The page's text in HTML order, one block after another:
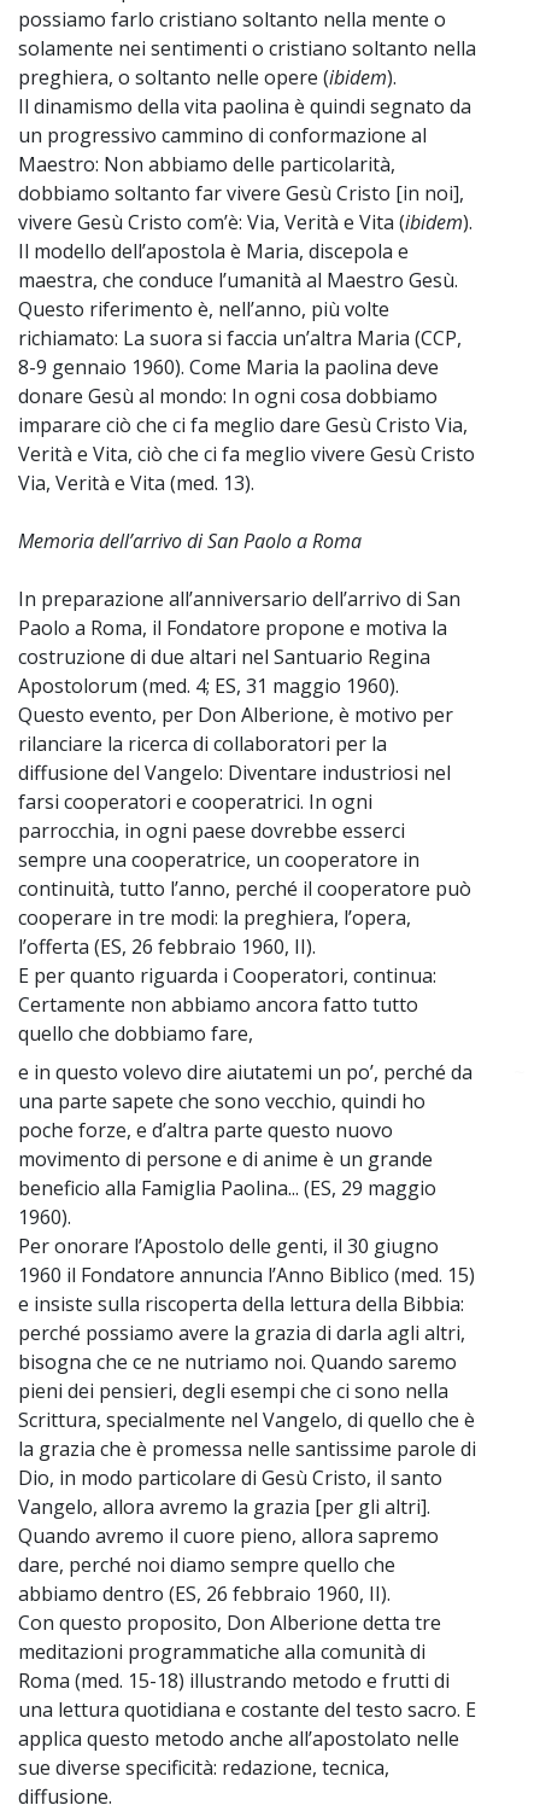
possiamo farlo cristiano soltanto nella mente o
solamente nei sentimenti o cristiano soltanto nella
preghiera, o soltanto nelle opere (ibidem).
Il dinamismo della vita paolina è quindi segnato da
un progressivo cammino di conformazione al
Maestro: Non abbiamo delle particolarità,
dobbiamo soltanto far vivere Gesù Cristo [in noi],
vivere Gesù Cristo com’è: Via, Verità e Vita (ibidem).
Il modello dell’apostola è Maria, discepola e
maestra, che conduce l’umanità al Maestro Gesù.
Questo riferimento è, nell’anno, più volte
richiamato: La suora si faccia un’altra Maria (CCP,
8-9 gennaio 1960). Come Maria la paolina deve
donare Gesù al mondo: In ogni cosa dobbiamo
imparare ciò che ci fa meglio dare Gesù Cristo Via,
Verità e Vita, ciò che ci fa meglio vivere Gesù Cristo
Via, Verità e Vita (med. 13).
Memoria dell’arrivo di San Paolo a Roma
In preparazione all’anniversario dell’arrivo di San
Paolo a Roma, il Fondatore propone e motiva la
costruzione di due altari nel Santuario Regina
Apostolorum (med. 4; ES, 31 maggio 1960).
Questo evento, per Don Alberione, è motivo per
rilanciare la ricerca di collaboratori per la
diffusione del Vangelo: Diventare industriosi nel
farsi cooperatori e cooperatrici. In ogni
parrocchia, in ogni paese dovrebbe esserci
sempre una cooperatrice, un cooperatore in
continuità, tutto l’anno, perché il cooperatore può
cooperare in tre modi: la preghiera, l’opera,
l’offerta (ES, 26 febbraio 1960, II).
E per quanto riguarda i Cooperatori, continua:
Certamente non abbiamo ancora fatto tutto
quello che dobbiamo fare,
e in questo volevo dire aiutatemi un po’, perché da
una parte sapete che sono vecchio, quindi ho
poche forze, e d’altra parte questo nuovo
movimento di persone e di anime è un grande
beneficio alla Famiglia Paolina... (ES, 29 maggio
1960).
Per onorare l’Apostolo delle genti, il 30 giugno
1960 il Fondatore annuncia l’Anno Biblico (med. 15)
e insiste sulla riscoperta della lettura della Bibbia:
perché possiamo avere la grazia di darla agli altri,
bisogna che ce ne nutriamo noi. Quando saremo
pieni dei pensieri, degli esempi che ci sono nella
Scrittura, specialmente nel Vangelo, di quello che è
la grazia che è promessa nelle santissime parole di
Dio, in modo particolare di Gesù Cristo, il santo
Vangelo, allora avremo la grazia [per gli altri].
Quando avremo il cuore pieno, allora sapremo
dare, perché noi diamo sempre quello che
abbiamo dentro (ES, 26 febbraio 1960, II).
Con questo proposito, Don Alberione detta tre
meditazioni programmatiche alla comunità di
Roma (med. 15-18) illustrando metodo e frutti di
una lettura quotidiana e costante del testo sacro. E
applica questo metodo anche all’apostolato nelle
sue diverse specificità: redazione, tecnica,
diffusione.